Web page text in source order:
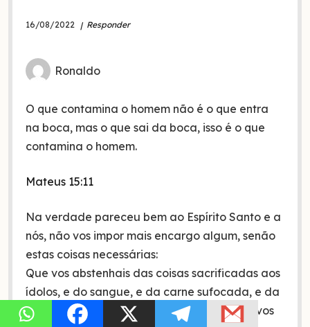
16/08/2022 Responder
Ronaldo
O que contamina o homem não é o que entra
na boca, mas o que sai da boca, isso é o que
contamina o homem.
Mateus 15:11
Na verdade pareceu bem ao Espírito Santo e a
nós, não vos impor mais encargo algum, senão
estas coisas necessárias:
Que vos abstenhais das coisas sacrificadas aos
ídolos, e do sangue, e da carne sufocada, e da
fornicação, das quais coisas bem fazeis se vos